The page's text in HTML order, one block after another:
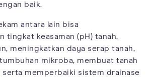
baik.
antara lain bisa
tingkat keasaman (pH) tanah,
meningkatkan daya serap tanah,
mikroba, membuat tanah
serta memperbaiki sistem drainase